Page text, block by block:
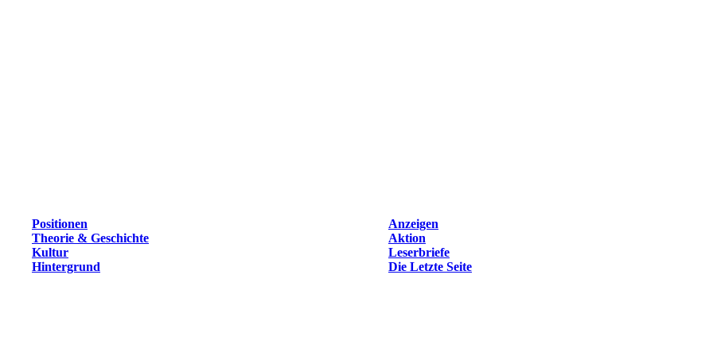
Positionen
Anzeigen
Theorie & Geschichte
Aktion
Kultur
Leserbriefe
Hintergrund Die Letzte Seite